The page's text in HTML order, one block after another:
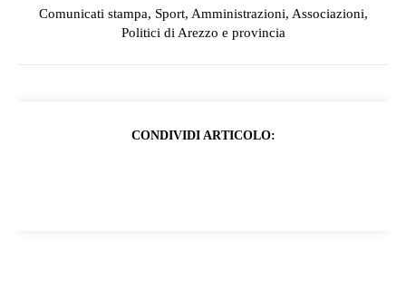
Comunicati stampa, Sport, Amministrazioni, Associazioni,
Politici di Arezzo e provincia
CONDIVIDI ARTICOLO: